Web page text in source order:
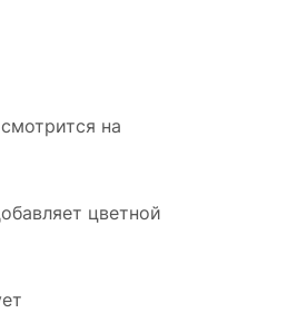
на
цветной